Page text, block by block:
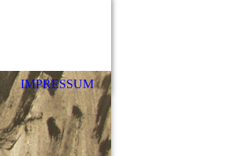
IMPRESSUM